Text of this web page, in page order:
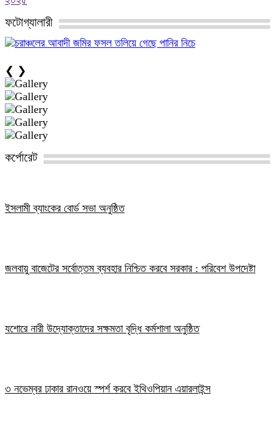
ফটোগ্যালারী
❮ ❯
কর্পোরেট
ইসলামী ব্যাংকের বোর্ড সভা অনুষ্ঠিত
জলবায়ু বাজেটের সর্বোত্তম ব্যবহার নিশ্চিত করবে সরকার : পরিবেশ উপদেষ্টা
যশোরে নারী উদ্যোক্তাদের সক্ষমতা বৃদ্ধি কর্মশালা অনুষ্ঠিত
৩ নভেম্বর ঢাকার রানওয়ে স্পর্শ করবে ইথিওপিয়ান এয়ারলাইন্স